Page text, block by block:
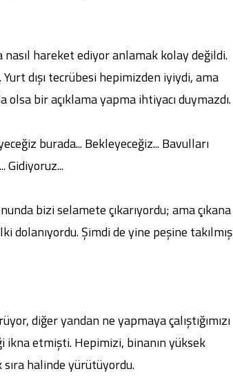
hareket ediyor anlamak kolay değildi.
dışı tecrübesi hepimizden iyiydi, ama
bir açıklama yapma ihtiyacı duymazdı.
burada... Bekleyeceğiz... Bavulları
Gidiyoruz...
bizi selamete çıkarıyordu; ama çıkana
dolanıyordu. Şimdi de yine peşine takılmış
diğer yandan ne yapmaya çalıştığımızı
ikna etmişti. Hepimizi, binanın yüksek
halinde yürütüyordu.